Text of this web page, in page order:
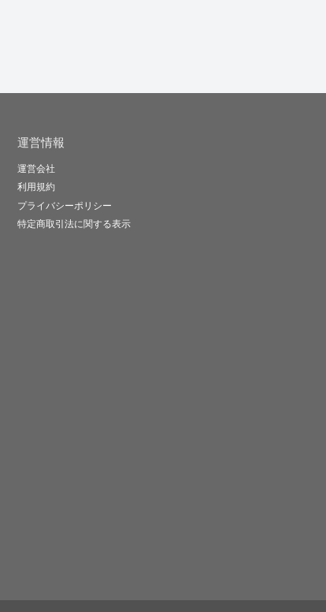
運営情報
運営会社
利用規約
プライバシーポリシー
特定商取引法に関する表示